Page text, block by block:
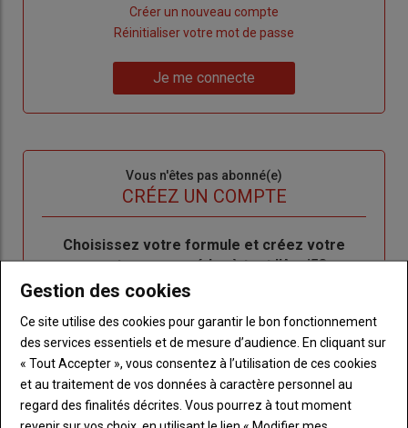
Créer un nouveau compte
de
Réinitialiser votre mot de passe
me
Je me connecte
Vous n'êtes pas abonné(e)
CRÉEZ UN COMPTE
BodyChoisissez votre formule et créez votre
compte pour accéder à tout l'Agri53.
LES PLUS LUS
Gestion des cookies
Ce site utilise des cookies pour garantir le bon fonctionnement
des services essentiels et de mesure d’audience. En cliquant sur
« Tout Accepter », vous consentez à l’utilisation de ces cookies
et au traitement de vos données à caractère personnel au
regard des finalités décrites. Vous pourrez à tout moment